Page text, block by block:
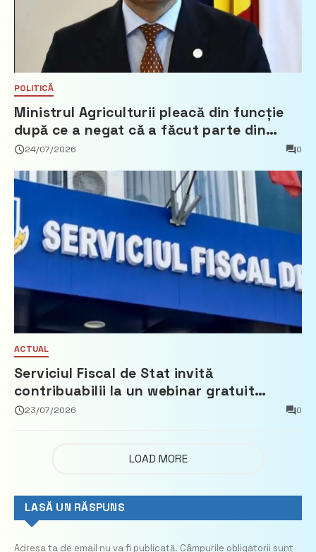
POLITICĂ
Ministrul Agriculturii pleacă din funcție
după ce a negat că a făcut parte din
Partidul Democrat
24/07/2026 0
ACTUAL
Serviciul Fiscal de Stat invită
contribuabilii la un webinar gratuit
privind calculul impozitului pe bunurile
23/07/2026 0
LOAD MORE
LASĂ UN RĂSPUNS
Adresa ta de email nu va fi publicată. Câmpurile obligatorii sunt